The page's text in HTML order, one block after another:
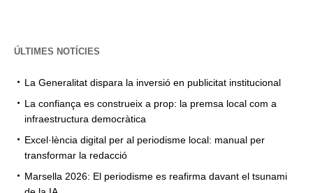
ÚLTIMES NOTÍCIES
La Generalitat dispara la inversió en publicitat institucional
La confiança es construeix a prop: la premsa local com a
infraestructura democràtica
Excel·lència digital per al periodisme local: manual per
transformar la redacció
Marsella 2026: El periodisme es reafirma davant el tsunami